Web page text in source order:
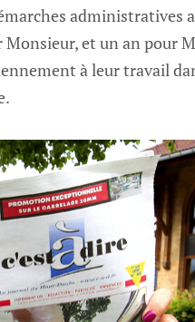
administratives
et un an pour
à leur travail